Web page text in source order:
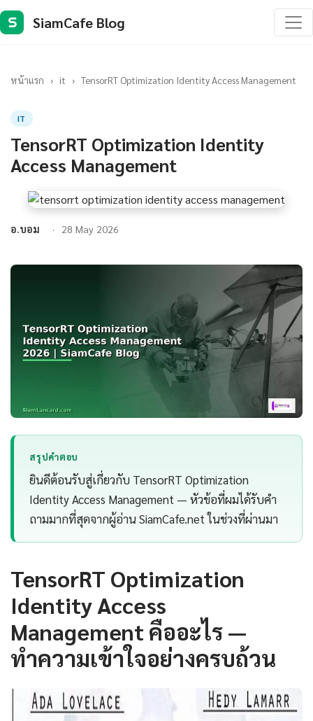
S SiamCafe Blog
หน้าแรก › it › TensorRT Optimization Identity Access Management
IT
TensorRT Optimization Identity
Access Management
อ.บอม 28 May 2026
สรุปคำตอบ
ยินดีต้อนรับสู่เกี่ยวกับ TensorRT Optimization
Identity Access Management — หัวข้อที่ผมได้รับคำ
ถามมากที่สุดจากผู้อ่าน SiamCafe.net ในช่วงที่ผ่านมา
TensorRT Optimization
Identity Access
Management คืออะไร —
ทำความเข้าใจอย่างครบถ้วน